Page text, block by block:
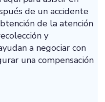
de un accidente
de la atención
y
a negociar con
una compensación